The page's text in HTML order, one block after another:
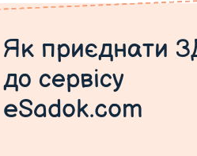
Як приєднати
до сервісу
eSadok.com